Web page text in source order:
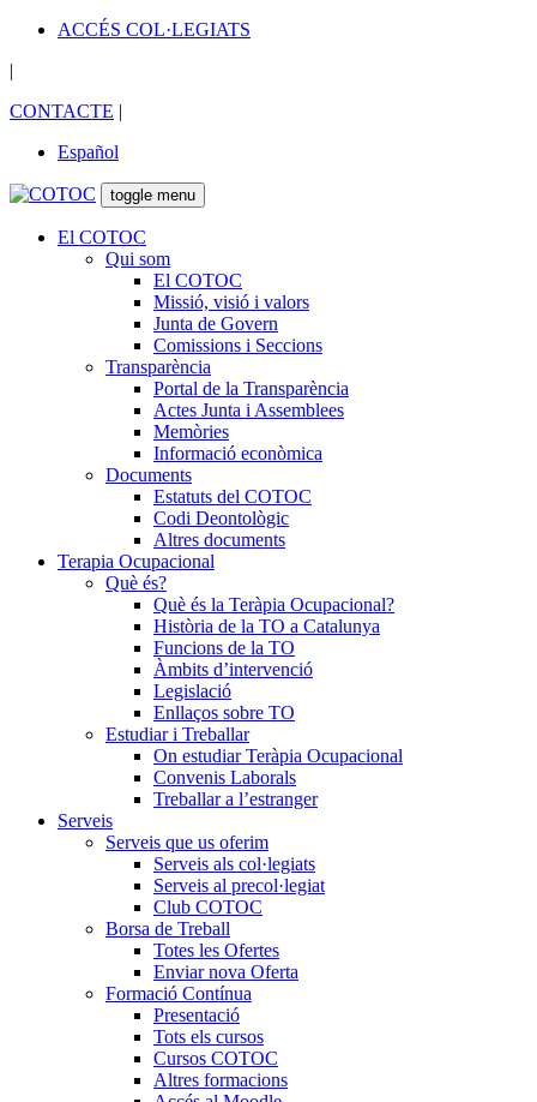
ACCÉS COL·LEGIATS
|
CONTACTE |
Español
toggle menu
El COTOC
Qui som
El COTOC
Missió, visió i valors
Junta de Govern
Comissions i Seccions
Transparència
Portal de la Transparència
Actes Junta i Assemblees
Memòries
Informació econòmica
Documents
Estatuts del COTOC
Codi Deontològic
Altres documents
Terapia Ocupacional
Què és?
Què és la Teràpia Ocupacional?
Història de la TO a Catalunya
Funcions de la TO
Àmbits d’intervenció
Legislació
Enllaços sobre TO
Estudiar i Treballar
On estudiar Teràpia Ocupacional
Convenis Laborals
Treballar a l’estranger
Serveis
Serveis que us oferim
Serveis als col·legiats
Serveis al precol·legiat
Club COTOC
Borsa de Treball
Totes les Ofertes
Enviar nova Oferta
Formació Contínua
Presentació
Tots els cursos
Cursos COTOC
Altres formacions